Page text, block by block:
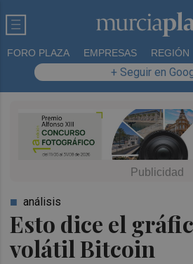
FORO PLAZA EMPRESAS REGIÓN
+ Seguir en
Esto dice el
volátil Bitcoin
análisis